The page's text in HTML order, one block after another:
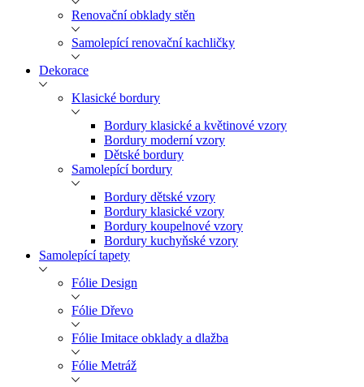
Renovační obklady stěn
Samolepící renovační kachličky
Dekorace
Klasické bordury
Bordury klasické a květinové vzory
Bordury moderní vzory
Dětské bordury
Samolepící bordury
Bordury dětské vzory
Bordury klasické vzory
Bordury koupelnové vzory
Bordury kuchyňské vzory
Samolepící tapety
Fólie Design
Fólie Dřevo
Fólie Imitace obklady a dlažba
Fólie Metráž